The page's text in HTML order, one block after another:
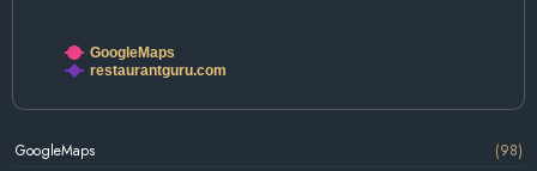
GoogleMaps
restaurantguru.com
GoogleMaps
(98)